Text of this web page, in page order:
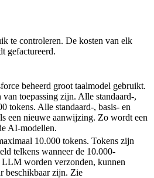
te controleren. De kosten van elk
gefactureerd.
beheerd groot taalmodel gebruikt.
toepassing zijn. Alle standaard-,
tokens. Alle standaard-, basis- en
een nieuwe aanwijzing. Zo wordt een
AI-modellen.
10.000 tokens. Tokens zijn
telkens wanneer de 10.000-
LLM worden verzonden, kunnen
beschikbaar zijn. Zie